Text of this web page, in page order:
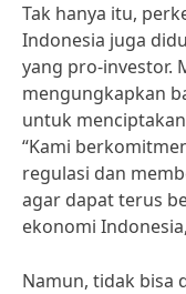
Tak hanya itu,
Indonesia juga
yang pro-investor.
mengungkapkan
untuk
“Kami
regulasi dan
agar dapat terus
ekonomi
Namun, tidak bisa